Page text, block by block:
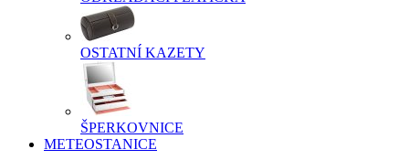
OSTATNÍ KAZETY
ŠPERKOVNICE
METEOSTANICE